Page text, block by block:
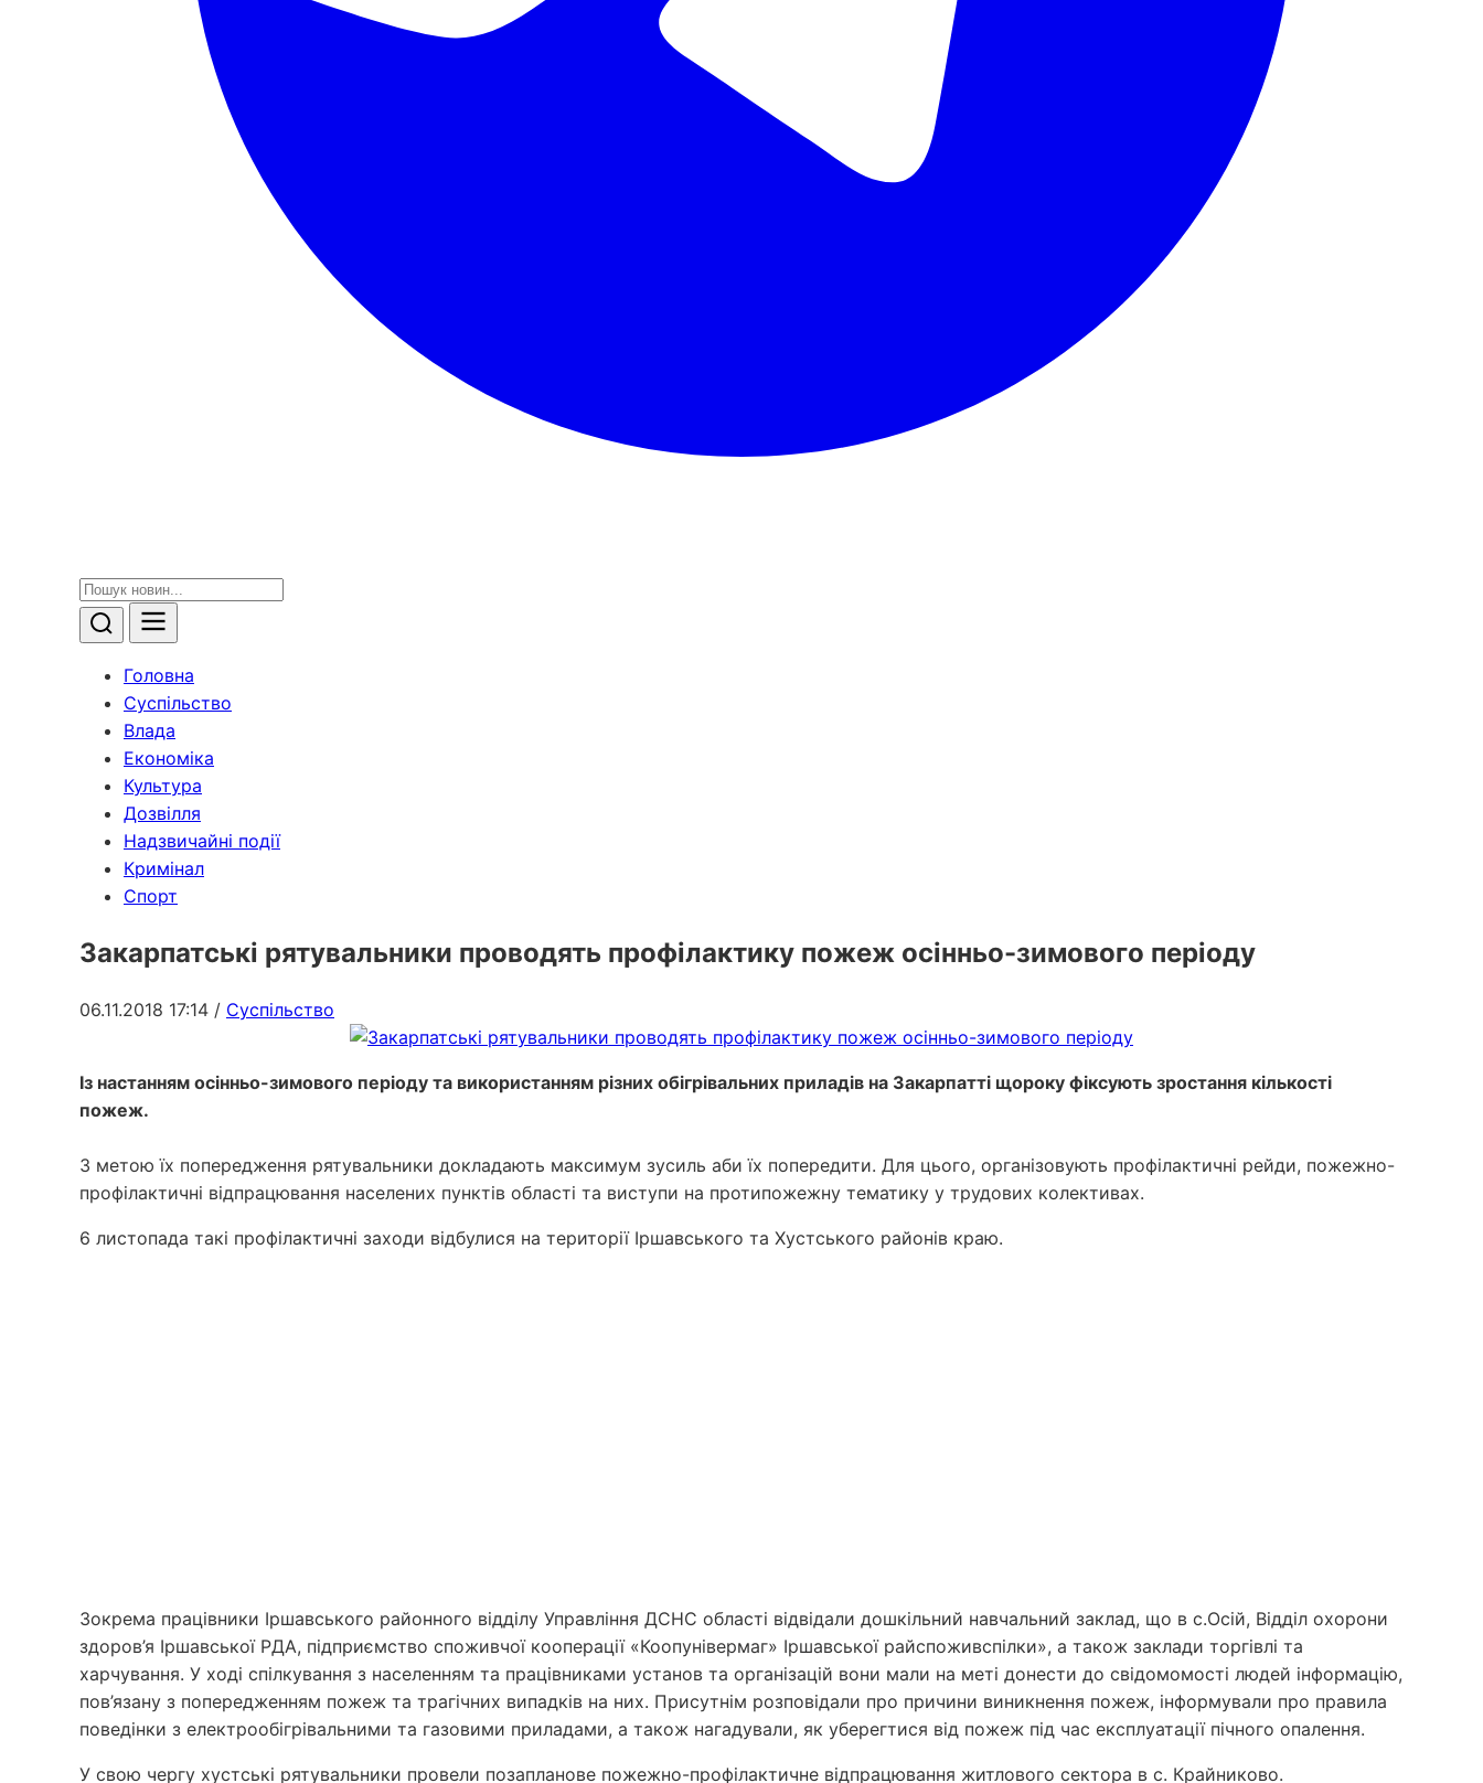
Головна
Суспільство
Влада
Економіка
Культура
Дозвілля
Надзвичайні події
Кримінал
Спорт
Закарпатські рятувальники проводять профілактику пожеж осінньо-зимового періоду
06.11.2018 17:14 / Суспільство
Із настанням осінньо-зимового періоду та використанням різних обігрівальних приладів на Закарпатті щороку фіксують зростання кількості
пожеж.
З метою їх попередження рятувальники докладають максимум зусиль аби їх попередити. Для цього, організовують профілактичні рейди, пожежно-
профілактичні відпрацювання населених пунктів області та виступи на протипожежну тематику у трудових колективах.
6 листопада такі профілактичні заходи відбулися на території Іршавського та Хустського районів краю.
Зокрема працівники Іршавського районного відділу Управління ДСНС області відвідали дошкільний навчальний заклад, що в с.Осій, Відділ охорони
здоров’я Іршавської РДА, підприємство споживчої кооперації «Коопунівермаг» Іршавської райспоживспілки», а також заклади торгівлі та
харчування. У ході спілкування з населенням та працівниками установ та організацій вони мали на меті донести до свідомомості людей інформацію,
пов’язану з попередженням пожеж та трагічних випадків на них. Присутнім розповідали про причини виникнення пожеж, інформували про правила
поведінки з електрообігрівальними та газовими приладами, а також нагадували, як уберегтися від пожеж під час експлуатації пічного опалення.
У свою чергу хустські рятувальники провели позапланове пожежно-профілактичне відпрацювання житлового сектора в с. Крайниково.